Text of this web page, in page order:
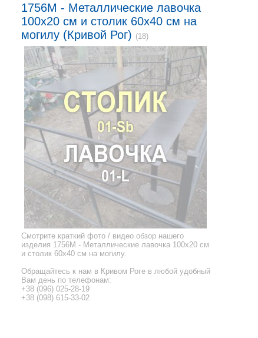
1756M - Металлические лавочка
100x20 см и столик 60x40 см на
могилу (Кривой Рог) (18)
Смотрите краткий фото / видео обзор нашего
изделия 1756M - Металлические лавочка 100x20 см
и столик 60x40 см на могилу.
Обращайтесь к нам в Кривом Роге в любой удобный
Вам день по телефонам:
+38 (096) 025-28-19
+38 (098) 615-33-02